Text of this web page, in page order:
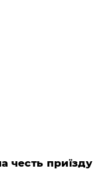
честь приїзду